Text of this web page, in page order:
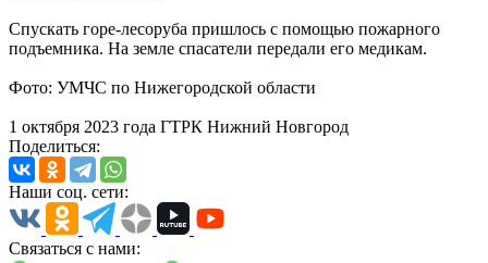
Спускать горе-лесоруба пришлось с помощью пожарного
подъемника. На земле спасатели передали его медикам.
Фото: УМЧС по Нижегородской области
1 октября 2023 года ГТРК Нижний Новгород
Поделиться:
Наши соц. сети:
Связаться с нами: